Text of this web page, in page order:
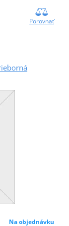
Porovnať
Na objednávku